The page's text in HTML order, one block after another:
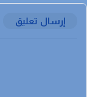
إرسال تعليق